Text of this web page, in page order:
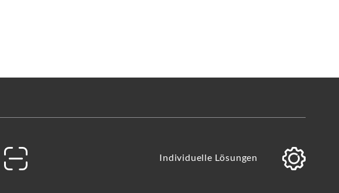
Individuelle Lösungen